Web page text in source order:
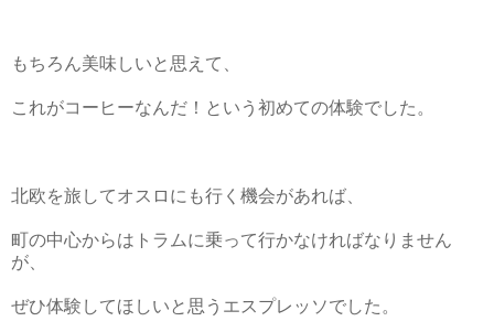
もちろん美味しいと思えて、
これがコーヒーなんだ！という初めての体験でした。
北欧を旅してオスロにも行く機会があれば、
町の中心からはトラムに乗って行かなければなりません
が、
ぜひ体験してほしいと思うエスプレッソでした。